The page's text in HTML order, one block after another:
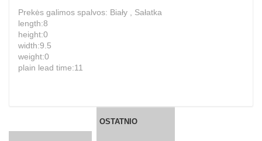
Prekės galimos spalvos: Biały , Sałatka
length:8
height:0
width:9.5
weight:0
plain lead time:11
OSTATNIO